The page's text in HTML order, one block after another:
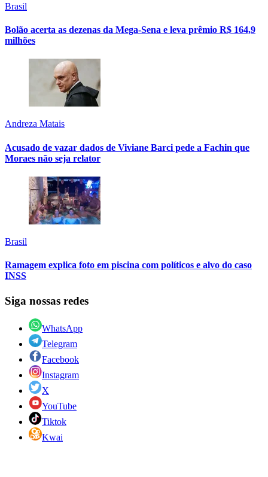
Brasil
Bolão acerta as dezenas da Mega-Sena e leva prêmio R$ 164,9
milhões
Andreza Matais
Acusado de vazar dados de Viviane Barci pede a Fachin que
Moraes não seja relator
Brasil
Ramagem explica foto em piscina com políticos e alvo do caso
INSS
Siga nossas redes
WhatsApp
Telegram
Facebook
Instagram
X
YouTube
Tiktok
Kwai